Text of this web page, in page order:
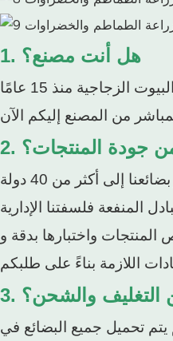
1. هل أنت مصنع؟
جودة المنتجات؟
واختبارها بدقة و
التغليف والشحن؟
يتم تحميل جميع البضائع في